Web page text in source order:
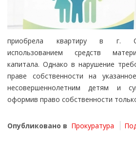
приобрела квартиру в г.
использованием средств
капитала. Однако в нарушение
праве собственности на
несовершеннолетним детям и
оформив право собственности
Опубликовано в Прокуратура